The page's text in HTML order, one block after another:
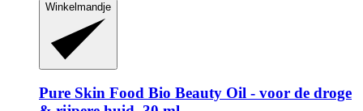
Winkelmandje
Pure Skin Food Bio Beauty Oil -​ voor de droge